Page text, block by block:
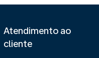
Atendimento ao
cliente